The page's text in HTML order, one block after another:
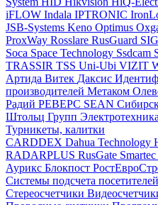
iFLOW Indala IPTRONIC
JSB-Systems Keno Optimus
ProxWay Rosslare RusGuard
Soca Space Technology Ssdcam
TRASSIR TSS Uni-Ubi VIZIT
Артида Витек Даксис
производителей Метаком
Радий РЕВЕРС SEAN
Штольц Групп
Турникеты, калитки
CARDDEX Dahua Technology
RADARPLUS RusGate Smartec
Аурикс Блокпост
Системы подсчета посетителей
Стереосчетчики